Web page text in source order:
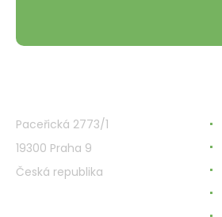
Paceřická 2773/1
19300 Praha 9
Česká republika